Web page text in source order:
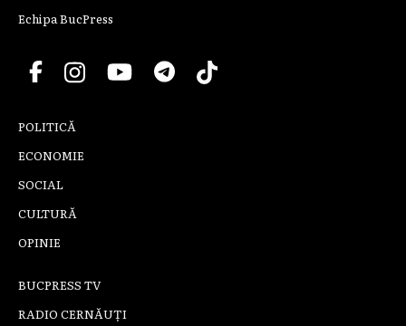
Echipa BucPress
POLITICĂ
ECONOMIE
SOCIAL
CULTURĂ
OPINIE
BUCPRESS TV
RADIO CERNĂUȚI